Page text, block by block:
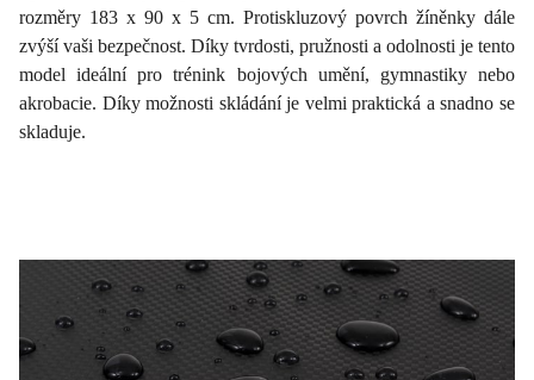
rozměry 183 x 90 x 5 cm. Protiskluzový povrch žíněnky dále
zvýší vaši bezpečnost. Díky tvrdosti, pružnosti a odolnosti je tento
model ideální pro trénink bojových umění, gymnastiky nebo
akrobacie. Díky možnosti skládání je velmi praktická a snadno se
skladuje.